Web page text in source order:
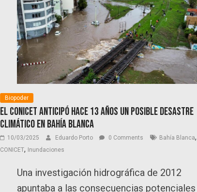
Biopoder
El CONICET anticipó Hace 13 años un posible desastre
climático en Bahía Blanca
10/03/2025 Eduardo Porto 0 Comments Bahía Blanca,
CONICET, Inundaciones
Una investigación hidrográfica de 2012
apuntaba a las consecuencias potenciales